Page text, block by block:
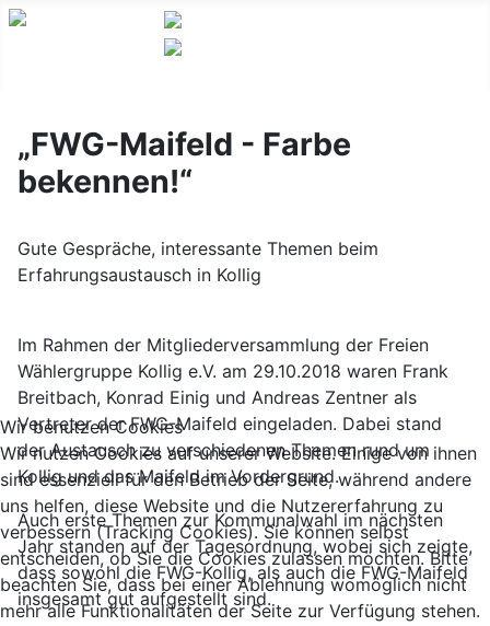
„FWG-Maifeld - Farbe
bekennen!“
Gute Gespräche, interessante Themen beim
Erfahrungsaustausch in Kollig
Im Rahmen der Mitgliederversammlung der Freien
Wählergruppe Kollig e.V. am 29.10.2018 waren Frank
Breitbach, Konrad Einig und Andreas Zentner als
Vertreter der FWG-Maifeld eingeladen. Dabei stand
der Austausch zu verschiedenen Themen rund um
Kollig und das Maifeld im Vordergrund.
Auch erste Themen zur Kommunalwahl im nächsten
Jahr standen auf der Tagesordnung, wobei sich zeigte,
dass sowohl die FWG-Kollig, als auch die FWG-Maifeld
insgesamt gut aufgestellt sind.
Wir benutzen Cookies
Wir nutzen Cookies auf unserer Website. Einige von ihnen
sind essenziell für den Betrieb der Seite, während andere
uns helfen, diese Website und die Nutzererfahrung zu
verbessern (Tracking Cookies). Sie können selbst
entscheiden, ob Sie die Cookies zulassen möchten. Bitte
beachten Sie, dass bei einer Ablehnung womöglich nicht
mehr alle Funktionalitäten der Seite zur Verfügung stehen.